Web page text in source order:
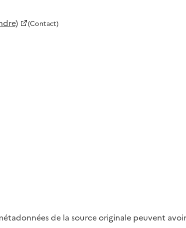
(Contact)
de la source originale peuvent